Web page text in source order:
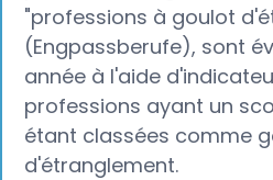
"professions à goulot
(Engpassberufe), sont
année à l'aide
professions ayant un
étant classées comme
d'étranglement.